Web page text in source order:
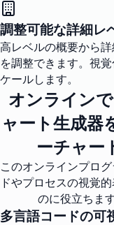
調整可能な詳細レ
高レベルの概要から
を調整できます。視
ケールします。
オンライン
ャート生成器
ーチャー
このオンラインプロ
ドやプロセスの視覚
のに役立ちま
多言語コードの可